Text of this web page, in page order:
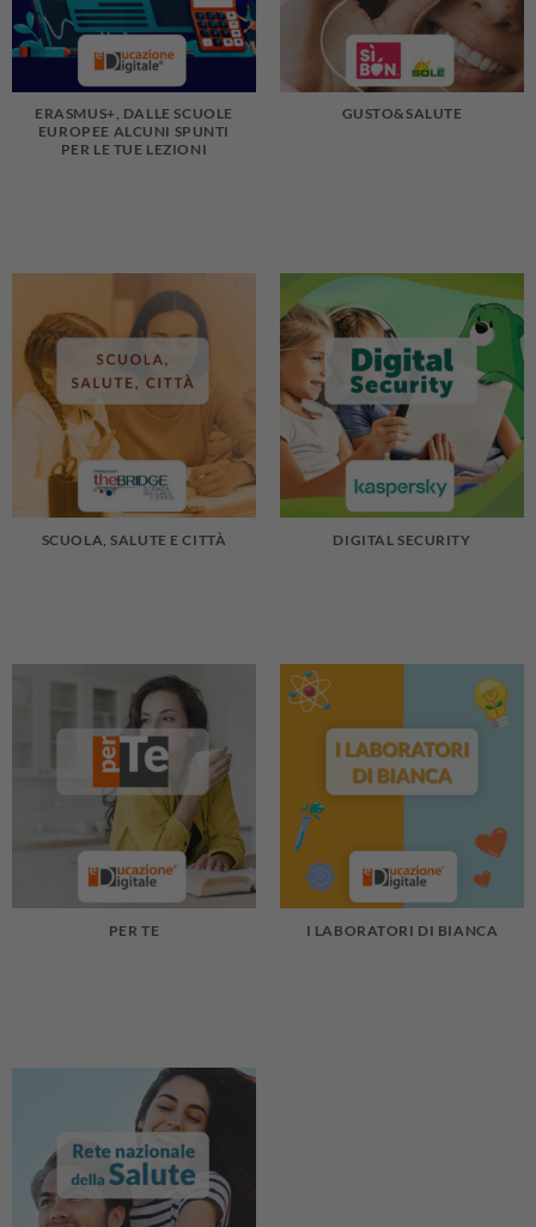
ERASMUS+, DALLE SCUOLE
EUROPEE ALCUNI SPUNTI
PER LE TUE LEZIONI
GUSTO&SALUTE
SCUOLA, SALUTE E CITTÀ DIGITAL SECURITY
PER TE I LABORATORI DI BIANCA